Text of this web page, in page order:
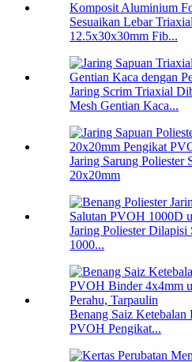
Sesuaikan Lebar
12.5x30x30mm Fib...
Jaring Scrim Triaxial
Mesh Gentian Kaca...
Jaring Sarung Poliester
20x20mm
Jaring Poliester
1000...
Benang Saiz Ketebalan
PVOH Pengikat...